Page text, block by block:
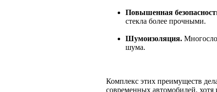
Повышенная
стекла более прочными.
Шумоизоляция.
шума.
Комплекс этих преимуществ
современных автомобилей,